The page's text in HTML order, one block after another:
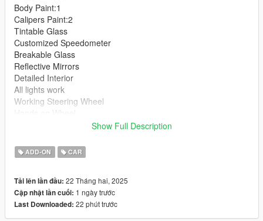
Body Paint:1
Calipers Paint:2
Tintable Glass
Customized Speedometer
Breakable Glass
Reflective Mirrors
Detailed Interior
All lights work
Working Steering Wheel
gma50 folder goes to:
dlclist.xml found at:
mods/update/update.rpf/common/data
Show Full Description
ADD-ON CAR
Tải lên lần đầu: 22 Tháng hai, 2025
Cập nhật lần cuối: 1 ngày trước
Last Downloaded: 22 phút trước